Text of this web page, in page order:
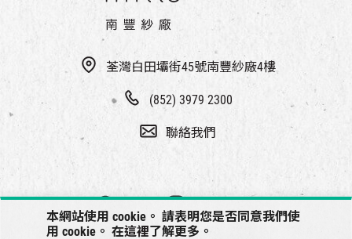
本網站使用 cookie。 請表明您是否同意我們使
用 cookie。 在這裡了解更多。
荃灣白田壩街45號南豐紗廠4樓
(852) 3979 2300
聯絡我們